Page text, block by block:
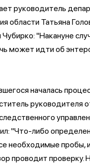
руководитель
области Татьяна
"Накануне
может идти об
началась
руководителя
"Что-либо
необходимые пробы,
проводит проверку.